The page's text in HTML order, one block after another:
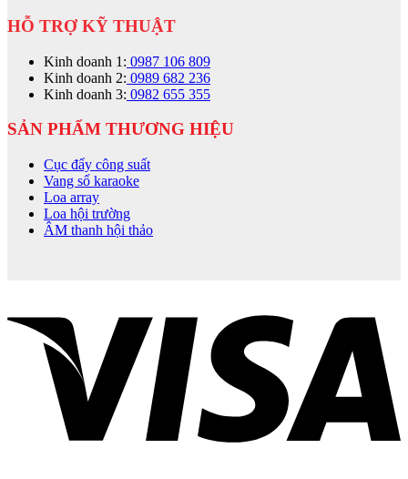
HỖ TRỢ KỸ THUẬT
Kinh doanh 1: 0987 106 809
Kinh doanh 2: 0989 682 236
Kinh doanh 3: 0982 655 355
SẢN PHẨM THƯƠNG HIỆU
Cục đẩy công suất
Vang số karaoke
Loa array
Loa hội trường
ÂM thanh hội thảo